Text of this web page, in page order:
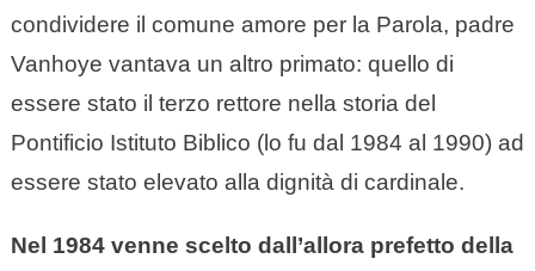
condividere il comune amore per la Parola, padre
Vanhoye vantava un altro primato: quello di
essere stato il terzo rettore nella storia del
Pontificio Istituto Biblico (lo fu dal 1984 al 1990) ad
essere stato elevato alla dignità di cardinale.
Nel 1984 venne scelto dall’allora prefetto della